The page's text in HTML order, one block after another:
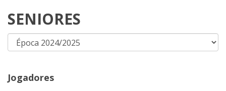
SENIORES
Jogadores